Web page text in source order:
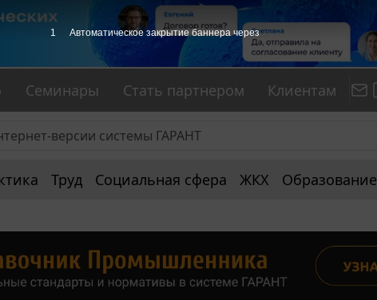
Семинары Стать партнером Клиентам
Труд Социальная сфера ЖКХ Образование
1 Автоматическое закрытие баннера через